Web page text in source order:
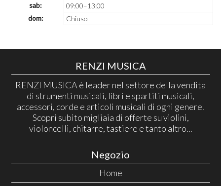
sab:
09:00–13:00
dom:
Chiuso
RENZI MUSICA
RENZI MUSICA è leader nel settore della vendita
di strumenti musicali, libri e spartiti musicali,
accessori, corde e articoli musicali di ogni genere.
Scopri subito migliaia di offerte su violini,
violoncelli, chitarre, tastiere e tanto altro...
Negozio
Home